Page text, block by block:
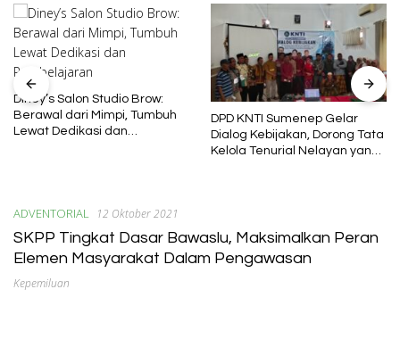
Diney’s Salon Studio Brow:
Berawal dari Mimpi, Tumbuh
Lewat Dedikasi dan
DPD KNTI Sumenep Gelar
Dialog Kebijakan, Dorong Tata
Kelola Tenurial Nelayan yang
ADVENTORIAL 12 Oktober 2021
SKPP Tingkat Dasar Bawaslu, Maksimalkan Peran
Elemen Masyarakat Dalam Pengawasan
Kepemiluan